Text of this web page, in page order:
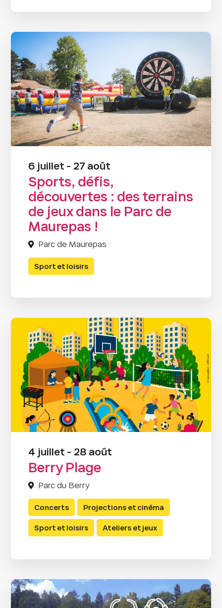
6 juillet - 27 août
Sports, défis,
découvertes : des terrains
de jeux dans le Parc de
Maurepas !
Parc de Maurepas
Sport et loisirs
4 juillet - 28 août
Berry Plage
Parc du Berry
Concerts Projections et cinéma
Sport et loisirs Ateliers et jeux